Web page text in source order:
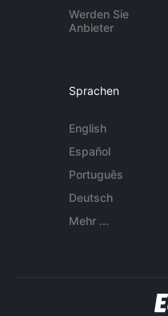
Werden Sie
Anbieter
Sprachen
English
Español
Português
Deutsch
Mehr ...